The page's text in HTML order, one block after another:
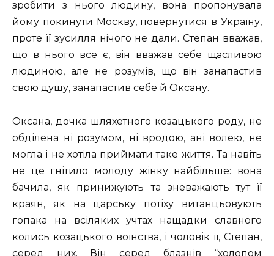
зробити з нього людину, вона пропонувала
йому покинути Москву, повернутися в Україну,
проте її зусилля нiчого не дали. Степан вважав,
що в нього все є, вiн вважав себе щасливою
людиною, але не розумiв, що вiн занапастив
свою душу, занапастив себе й Оксану.
Оксана, дочка шляхетного козацького роду, не
обділена ні розумом, ні вродою, ані волею, не
могла і не хотіла приймати таке життя. Та навіть
не це гнітило молоду жінку найбільше: вона
бачила, як принижують та зневажають тут її
краян, як на царську потіху витанцьовують
гопака на всіляких учтах нащадки славного
колись козацького воїнства, і чоловік її, Степан,
серед них. Він серед блазнів “холопом